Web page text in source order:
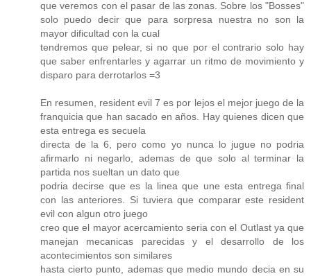
que veremos con el pasar de las zonas. Sobre los "Bosses"
solo puedo decir que para sorpresa nuestra no son la
mayor dificultad con la cual
tendremos que pelear, si no que por el contrario solo hay
que saber enfrentarles y agarrar un ritmo de movimiento y
disparo para derrotarlos =3
En resumen, resident evil 7 es por lejos el mejor juego de la
franquicia que han sacado en años. Hay quienes dicen que
esta entrega es secuela
directa de la 6, pero como yo nunca lo jugue no podria
afirmarlo ni negarlo, ademas de que solo al terminar la
partida nos sueltan un dato que
podria decirse que es la linea que une esta entrega final
con las anteriores. Si tuviera que comparar este resident
evil con algun otro juego
creo que el mayor acercamiento seria con el Outlast ya que
manejan mecanicas parecidas y el desarrollo de los
acontecimientos son similares
hasta cierto punto, ademas que medio mundo decia en su